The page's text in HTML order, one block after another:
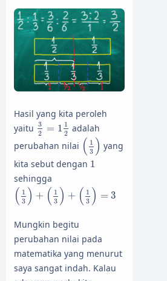
Hasil yang kita peroleh
yaitu 3
2
= 1 1
2
32=112adalah
perubahan nilai ( 1
3 )
1 3)
yang
kita sebut dengan 1
1
sehingga
( 1
3 ) + ( 1
3 ) + ( 1
3 ) = 3
(13)+(13 ) + = 3
Mungkin begitu
perubahan nilai pada
matematika yang menurut
saya sangat indah. Kalau